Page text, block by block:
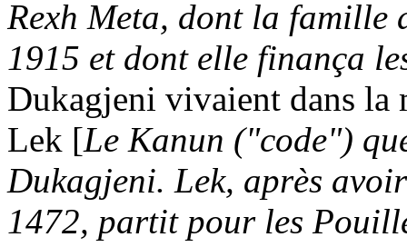
Rexh Meta, dont la famille
1915 et dont elle finança
Dukagjeni vivaient dans la
Lek [Le Kanun ("code")
Dukagjeni. Lek, après
1472, partit pour les